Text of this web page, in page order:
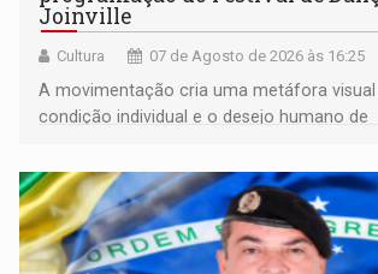
Joinville
Cultura 07 de Agosto de 2026 às 16:25
A movimentação cria uma metáfora
condição individual e o desejo humano de